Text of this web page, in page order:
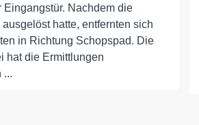
Eingangstür. Nachdem die
hatte, entfernten sich
in Richtung Schopspad. Die
hat die Ermittlungen
...